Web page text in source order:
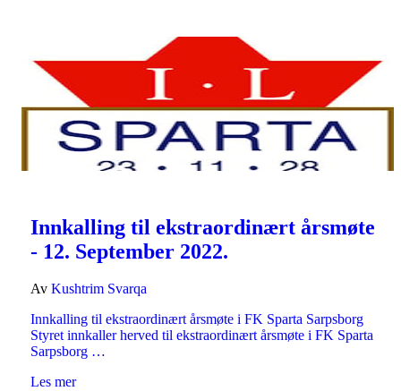
Innkalling til ekstraordinært årsmøte
- 12. September 2022.
Av Kushtrim Svarqa
Innkalling til ekstraordinært årsmøte i FK Sparta Sarpsborg
Styret innkaller herved til ekstraordinært årsmøte i FK Sparta
Sarpsborg …
Les mer